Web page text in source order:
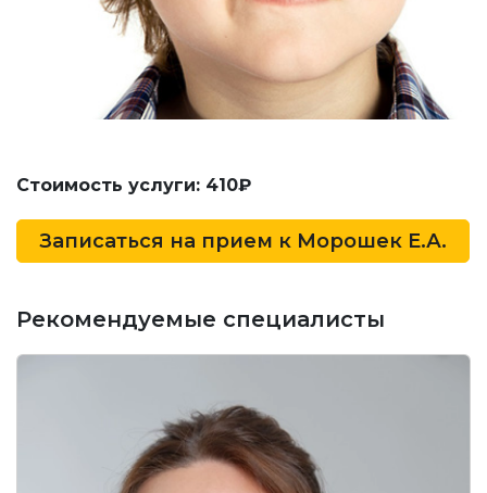
Стоимость услуги: 410₽
Записаться на прием к Морошек Е.А.
Рекомендуемые специалисты